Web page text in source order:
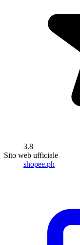
3.8
Sito web ufficiale
shopee.ph